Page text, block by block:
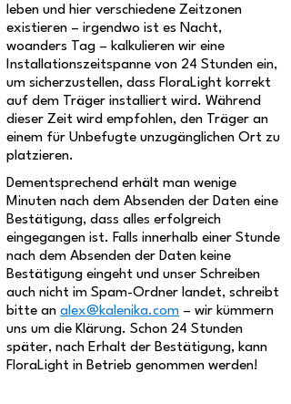
leben und hier verschiedene Zeitzonen
existieren – irgendwo ist es Nacht,
woanders Tag – kalkulieren wir eine
Installationszeitspanne von 24 Stunden ein,
um sicherzustellen, dass FloraLight korrekt
auf dem Träger installiert wird. Während
dieser Zeit wird empfohlen, den Träger an
einem für Unbefugte unzugänglichen Ort zu
platzieren.
Dementsprechend erhält man wenige
Minuten nach dem Absenden der Daten eine
Bestätigung, dass alles erfolgreich
eingegangen ist. Falls innerhalb einer Stunde
nach dem Absenden der Daten keine
Bestätigung eingeht und unser Schreiben
auch nicht im Spam-Ordner landet, schreibt
bitte an alex@kalenika.com – wir kümmern
uns um die Klärung. Schon 24 Stunden
später, nach Erhalt der Bestätigung, kann
FloraLight in Betrieb genommen werden!